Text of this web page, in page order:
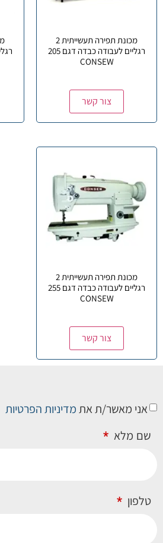
מכונת תפירה תעשייתית 2
רגליים לעבודה כבדה דגם 205
CONSEW
צור קשר
מכונת תפירה תעשייתית 2
רגליים לעבודה כבדה דגם 255
CONSEW
צור קשר
אני מאשר/ת אתמדיניות הפרטיות
שם מלא
טלפון